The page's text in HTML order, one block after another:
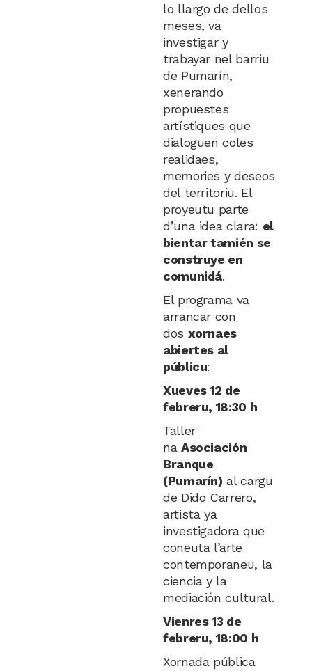
lo llargo de dellos
meses, va
investigar y
trabayar nel barriu
de Pumarín,
xenerando
propuestes
artístiques que
dialoguen coles
realidaes,
memories y deseos
del territoriu. El
proyeutu parte
d’una idea clara: el
bientar tamién se
construye en
comunidá.
El programa va
arrancar con
dos xornaes
abiertes al
públicu:
Xueves 12 de
febreru, 18:30 h
Taller
na Asociación
Branque
(Pumarín) al cargu
de Dido Carrero,
artista ya
investigadora que
coneuta l’arte
contemporaneu, la
ciencia y la
mediación cultural.
Vienres 13 de
febreru, 18:00 h
Xornada pública